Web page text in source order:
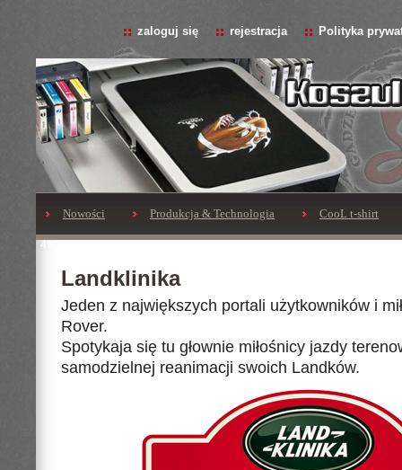
zaloguj się rejestracja Polityka
Nowości Produkcja & Technologia CooL t-shirt
Landklinika
Jeden z największych portali użytkowników i
Rover.
Spotykaja się tu głownie miłośnicy jazdy
samodzielnej reanimacji swoich Landków.